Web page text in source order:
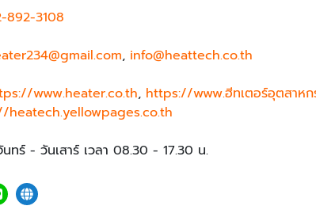
892-3108
, info@heattech.co.th
www.heater.co.th, https://www.ฮีทเตอร์อุตสาหก
heatech.yellowpages.co.th
ทร์ - วันเสาร์ เวลา 08.30 - 17.30 น.